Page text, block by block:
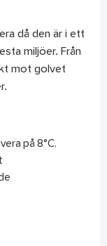
då den är i ett
miljöer. Från
mot golvet
på 8°C.